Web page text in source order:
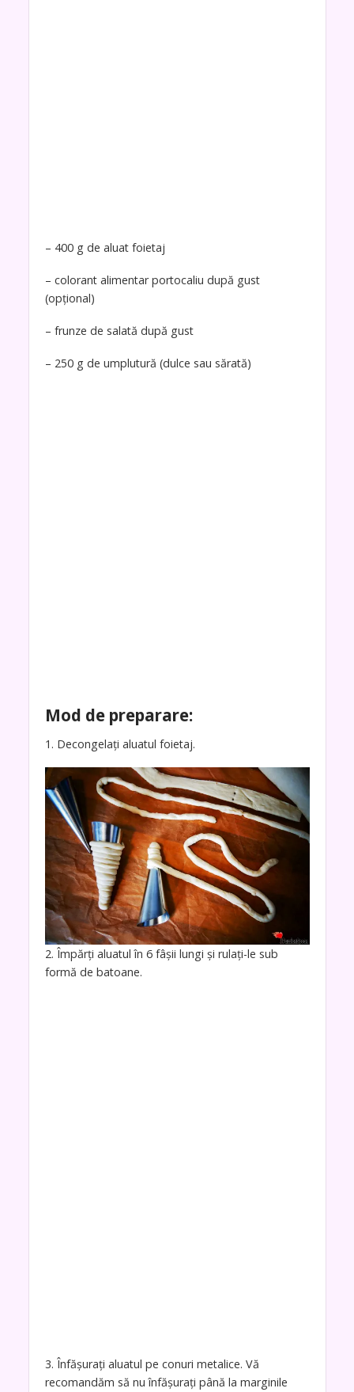
– 400 g de aluat foietaj
– colorant alimentar portocaliu după gust
(opțional)
– frunze de salată după gust
– 250 g de umplutură (dulce sau sărată)
Mod de preparare:
1. Decongelați aluatul foietaj.
2. Împărți aluatul în 6 fâșii lungi și rulați-le sub
formă de batoane.
3. Înfășurați aluatul pe conuri metalice. Vă
recomandăm să nu înfășurați până la marginile